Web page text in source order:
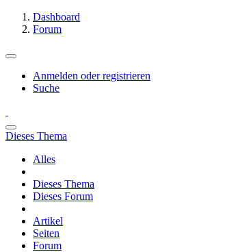
Dashboard
Forum
Anmelden oder registrieren
Suche
Dieses Thema
Alles
Dieses Thema
Dieses Forum
Artikel
Seiten
Forum